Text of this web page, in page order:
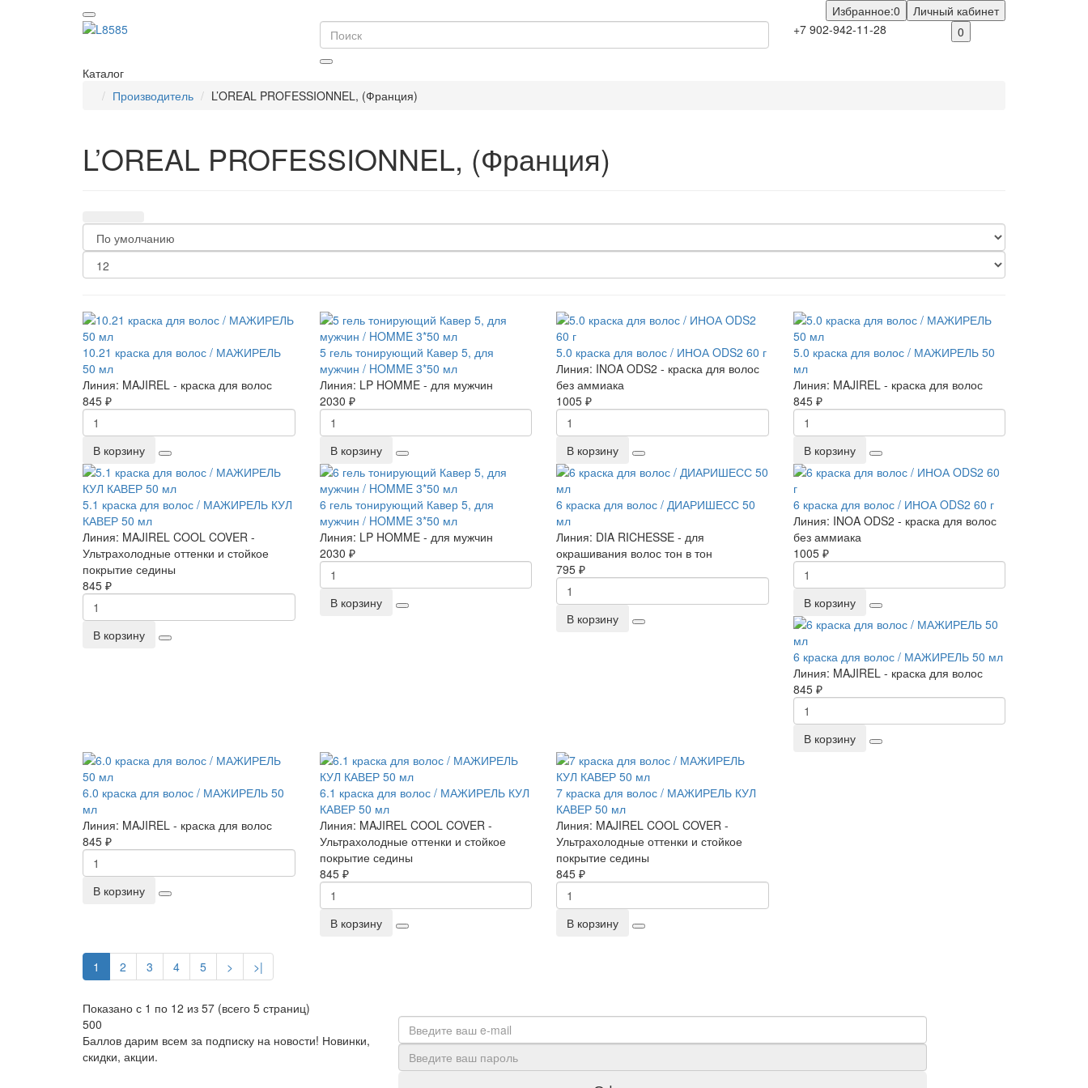
Личный кабинет
Избранное:0
+7 902-942-11-28
0
Каталог
Производитель
L’OREAL PROFESSIONNEL, (Франция)
L’OREAL PROFESSIONNEL, (Франция)
10.21 краска для волос / МАЖИРЕЛЬ
50 мл
Линия: MAJIREL - краска для волос
845 ₽
В корзину
5 гель тонирующий Кавер 5, для
мужчин / HOMME 3*50 мл
Линия: LP HOMME - для мужчин
2030 ₽
В корзину
5.0 краска для волос / ИНОА ODS2 60 г
Линия: INOA ODS2 - краска для волос
без аммиака
1005 ₽
В корзину
5.0 краска для волос / МАЖИРЕЛЬ 50
мл
Линия: MAJIREL - краска для волос
845 ₽
В корзину
5.1 краска для волос / МАЖИРЕЛЬ КУЛ
КАВЕР 50 мл
Линия: MAJIREL COOL COVER -
Ультрахолодные оттенки и стойкое
покрытие седины
845 ₽
В корзину
6 гель тонирующий Кавер 5, для
мужчин / HOMME 3*50 мл
Линия: LP HOMME - для мужчин
2030 ₽
В корзину
6 краска для волос / ДИАРИШЕСС 50
мл
Линия: DIA RICHESSE - для
окрашивания волос тон в тон
795 ₽
В корзину
6 краска для волос / ИНОА ODS2 60 г
Линия: INOA ODS2 - краска для волос
без аммиака
1005 ₽
В корзину
6 краска для волос / МАЖИРЕЛЬ 50 мл
Линия: MAJIREL - краска для волос
845 ₽
В корзину
6.0 краска для волос / МАЖИРЕЛЬ 50
мл
Линия: MAJIREL - краска для волос
845 ₽
В корзину
6.1 краска для волос / МАЖИРЕЛЬ КУЛ
КАВЕР 50 мл
Линия: MAJIREL COOL COVER -
Ультрахолодные оттенки и стойкое
покрытие седины
845 ₽
В корзину
7 краска для волос / МАЖИРЕЛЬ КУЛ
КАВЕР 50 мл
Линия: MAJIREL COOL COVER -
Ультрахолодные оттенки и стойкое
покрытие седины
845 ₽
В корзину
1 2 3 4 5 > >|
Показано с 1 по 12 из 57 (всего 5 страниц)
500
Баллов дарим всем за подписку на новости! Новинки,
скидки, акции.